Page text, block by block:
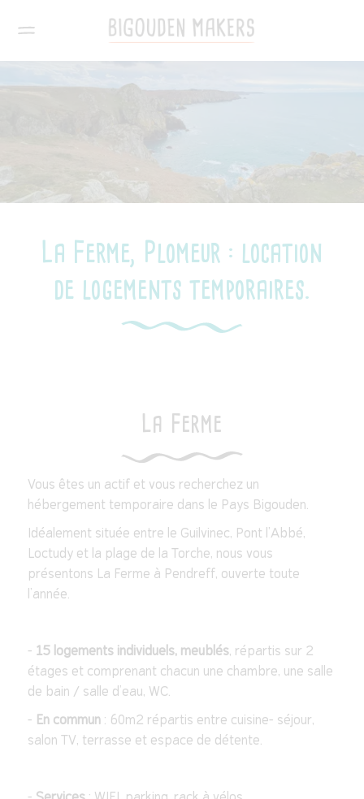
La Ferme, Plomeur : location
de logements temporaires.
La Ferme
Vous êtes un actif et vous recherchez un
hébergement temporaire dans le Pays Bigouden.
Idéalement située entre le Guilvinec, Pont l'Abbé,
Loctudy et la plage de la Torche, nous vous
présentons La Ferme à Pendreff, ouverte toute
l’année.
- 15 logements individuels, meublés, répartis sur 2
étages et comprenant chacun une chambre, une salle
de bain / salle d’eau, WC.
- En commun: 60m2 répartis entre cuisine- séjour,
salon TV, terrasse et espace de détente.